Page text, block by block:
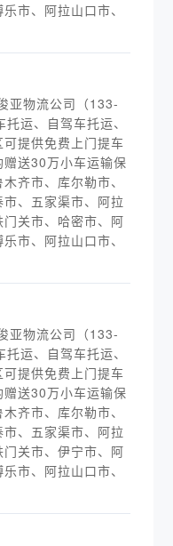
市、阿拉山口市、
物流公司（133-
运、自驾车托运、
提供免费上门提车
送30万小车运输保
齐市、库尔勒市、
、五家渠市、阿拉
关市、哈密市、阿
市、阿拉山口市、
物流公司（133-
运、自驾车托运、
提供免费上门提车
送30万小车运输保
齐市、库尔勒市、
、五家渠市、阿拉
关市、伊宁市、阿
市、阿拉山口市、